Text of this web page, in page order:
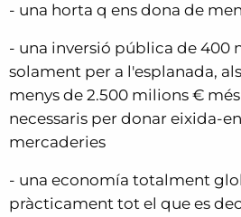
- una horta q ens dona de
- una inversió pública de 400
solament per a l'esplanada,
menys de 2.500 milions €
necessaris per donar eixida-
mercaderies
- una economía totalment
pràcticament tot el que es